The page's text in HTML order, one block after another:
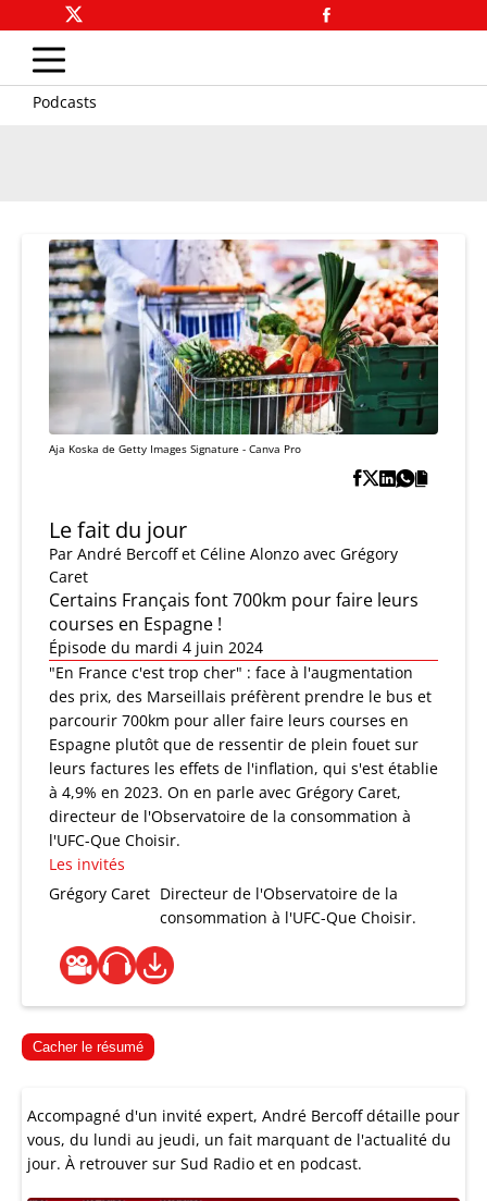
Podcasts
Aja Koska de Getty Images Signature - Canva Pro
Le fait du jour
Par André Bercoff et Céline Alonzo avec Grégory
Caret
Certains Français font 700km pour faire leurs
courses en Espagne !
Épisode du mardi 4 juin 2024
"En France c'est trop cher" : face à l'augmentation
des prix, des Marseillais préfèrent prendre le bus et
parcourir 700km pour aller faire leurs courses en
Espagne plutôt que de ressentir de plein fouet sur
leurs factures les effets de l'inflation, qui s'est établie
à 4,9% en 2023. On en parle avec Grégory Caret,
directeur de l'Observatoire de la consommation à
l'UFC-Que Choisir.
Les invités
Grégory Caret Directeur de l'Observatoire de la
consommation à l'UFC-Que Choisir.
Cacher le résumé
Accompagné d'un invité expert, André Bercoff détaille pour
vous, du lundi au jeudi, un fait marquant de l'actualité du
jour. À retrouver sur Sud Radio et en podcast.